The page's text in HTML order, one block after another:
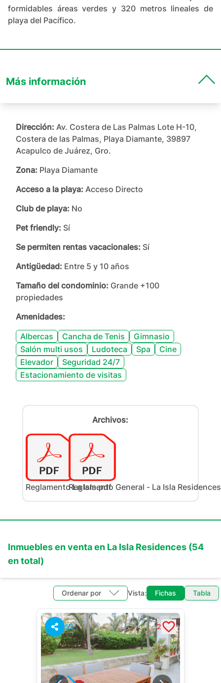
formidables áreas verdes y 320 metros lineales de
playa del Pacífico.
Más información
Dirección: Av. Costera de Las Palmas Lote H-10,
Costera de las Palmas, Playa Diamante, 39897
Acapulco de Juárez, Gro.
Zona: Playa Diamante
Acceso a la playa: Acceso Directo
Club de playa: No
Pet friendly: Sí
Se permiten rentas vacacionales: Sí
Antigüedad: Entre 5 y 10 años
Tamaño del condominio: Grande +100
propiedades
Amenidades:
Albercas
Cancha de Tenis
Gimnasio
Salón multi usos
Ludoteca Spa
Cine
Elevador
Seguridad 24/7
Estacionamiento de visitas
Archivos:
Reglamento La Isla.pdfReglamento General - La Isla
Inmuebles enventaen La Isla Residences (54
en total)
Ordenar por Vista: Fichas Tabla
52 2